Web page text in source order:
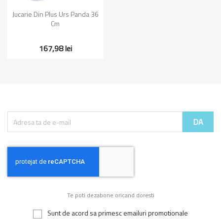
Jucarie Din Plus Urs Panda 36
Cm
167,98 lei
Te poti dezabone oricand doresti
Sunt de acord sa primesc emailuri promotionale